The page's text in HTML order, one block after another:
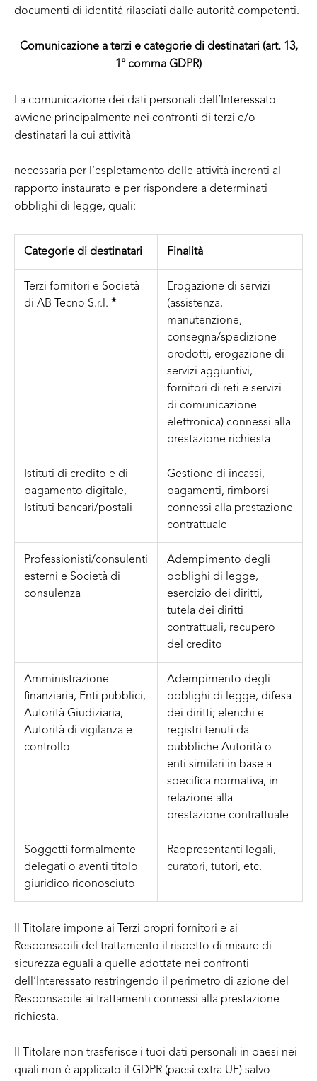
documenti di identità rilasciati dalle autorità competenti.
Comunicazione a terzi e categorie di destinatari (art. 13,
1° comma GDPR)
La comunicazione dei dati personali dell’Interessato
avviene principalmente nei confronti di terzi e/o
destinatari la cui attività
necessaria per l’espletamento delle attività inerenti al
rapporto instaurato e per rispondere a determinati
obblighi di legge, quali:
Categorie di destinatari Finalità
Terzi fornitori e Società
di AB Tecno S.r.l. *
Erogazione di servizi
(assistenza,
manutenzione,
consegna/spedizione
prodotti, erogazione di
servizi aggiuntivi,
fornitori di reti e servizi
di comunicazione
elettronica) connessi alla
prestazione richiesta
Istituti di credito e di
pagamento digitale,
Istituti bancari/postali
Gestione di incassi,
pagamenti, rimborsi
connessi alla prestazione
contrattuale
Professionisti/consulenti
esterni e Società di
consulenza
Adempimento degli
obblighi di legge,
esercizio dei diritti,
tutela dei diritti
contrattuali, recupero
del credito
Amministrazione
finanziaria, Enti pubblici,
Autorità Giudiziaria,
Autorità di vigilanza e
controllo
Adempimento degli
obblighi di legge, difesa
dei diritti; elenchi e
registri tenuti da
pubbliche Autorità o
enti similari in base a
specifica normativa, in
relazione alla
prestazione contrattuale
Soggetti formalmente
delegati o aventi titolo
giuridico riconosciuto
Rappresentanti legali,
curatori, tutori, etc.
Il Titolare impone ai Terzi propri fornitori e ai
Responsabili del trattamento il rispetto di misure di
sicurezza eguali a quelle adottate nei confronti
dell’Interessato restringendo il perimetro di azione del
Responsabile ai trattamenti connessi alla prestazione
richiesta.
Il Titolare non trasferisce i tuoi dati personali in paesi nei
quali non è applicato il GDPR (paesi extra UE) salvo